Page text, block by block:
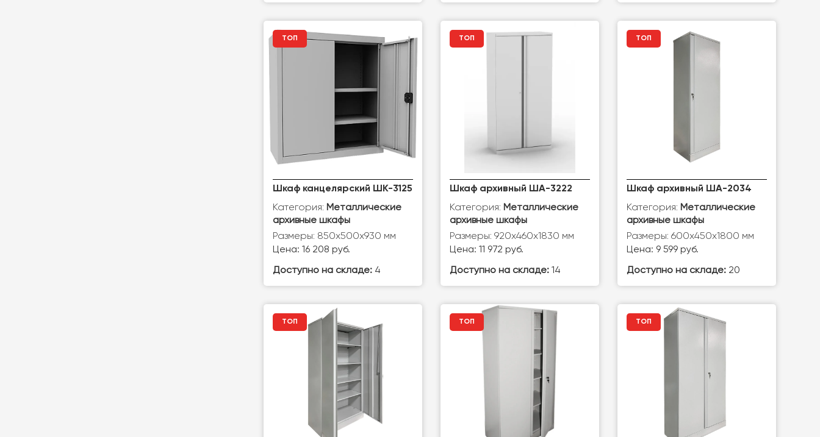
ТОП
Шкаф канцелярский ШК-3125
Категория: Металлические
архивные шкафы
Размеры: 850x500x930 мм
Цена: 16 208 руб.
Доступно на складе: 4
ТОП
Шкаф архивный ША-3222
Категория: Металлические
архивные шкафы
Размеры: 920х460х1830 мм
Цена: 11 972 руб.
Доступно на складе:14
ТОП
Шкаф архивный ША-2034
Категория: Металлические
архивные шкафы
Размеры: 600х450х1800 мм
Цена: 9 599 руб.
Доступно на складе:20
ТОП ТОП ТОП